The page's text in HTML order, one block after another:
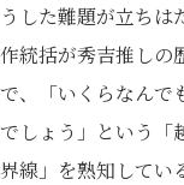
した難題が立ちは
統括が秀吉推しの
、「いくらなんで
しょう」という「
線」を熟知してい